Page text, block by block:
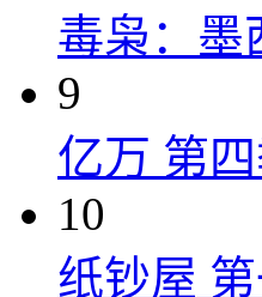
毒枭：墨
9
亿万 第四
10
纸钞屋 第